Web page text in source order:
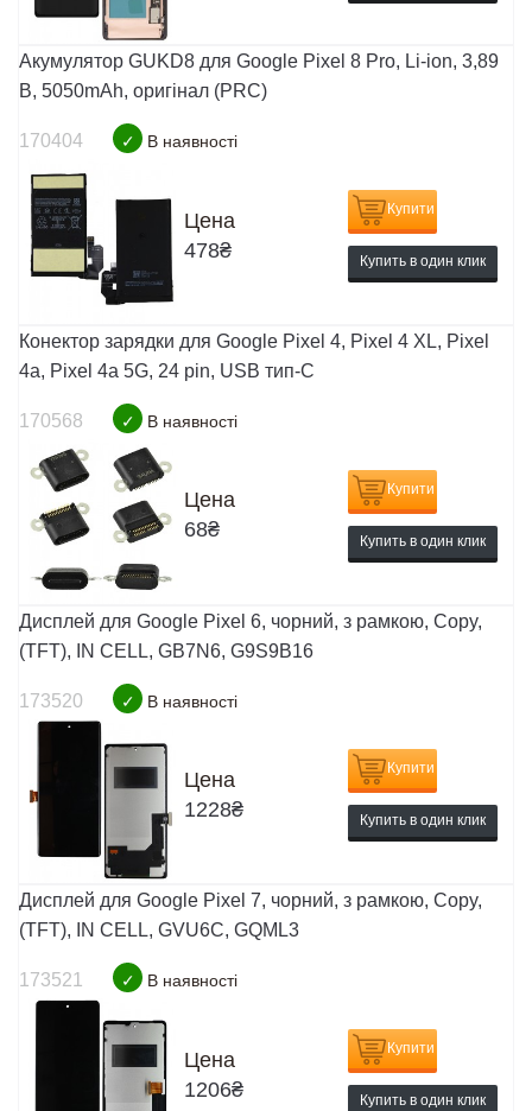
Акумулятор GUKD8 для Google Pixel 8 Pro, Li-ion, 3,89
B, 5050mAh, оригінал (PRC)
170404 ✓ В наявності
Цена
478₴
Купити
Купить в один клик
Конектор зарядки для Google Pixel 4, Pixel 4 XL, Pixel
4a, Pixel 4a 5G, 24 pin, USB тип-C
170568 ✓ В наявності
Цена
68₴
Купити
Купить в один клик
Дисплей для Google Pixel 6, чорний, з рамкою, Copy,
(TFT), IN CELL, GB7N6, G9S9B16
173520 ✓ В наявності
Цена
1228₴
Купити
Купить в один клик
Дисплей для Google Pixel 7, чорний, з рамкою, Copy,
(TFT), IN CELL, GVU6C, GQML3
173521 ✓ В наявності
Цена
1206₴
Купити
Купить в один клик